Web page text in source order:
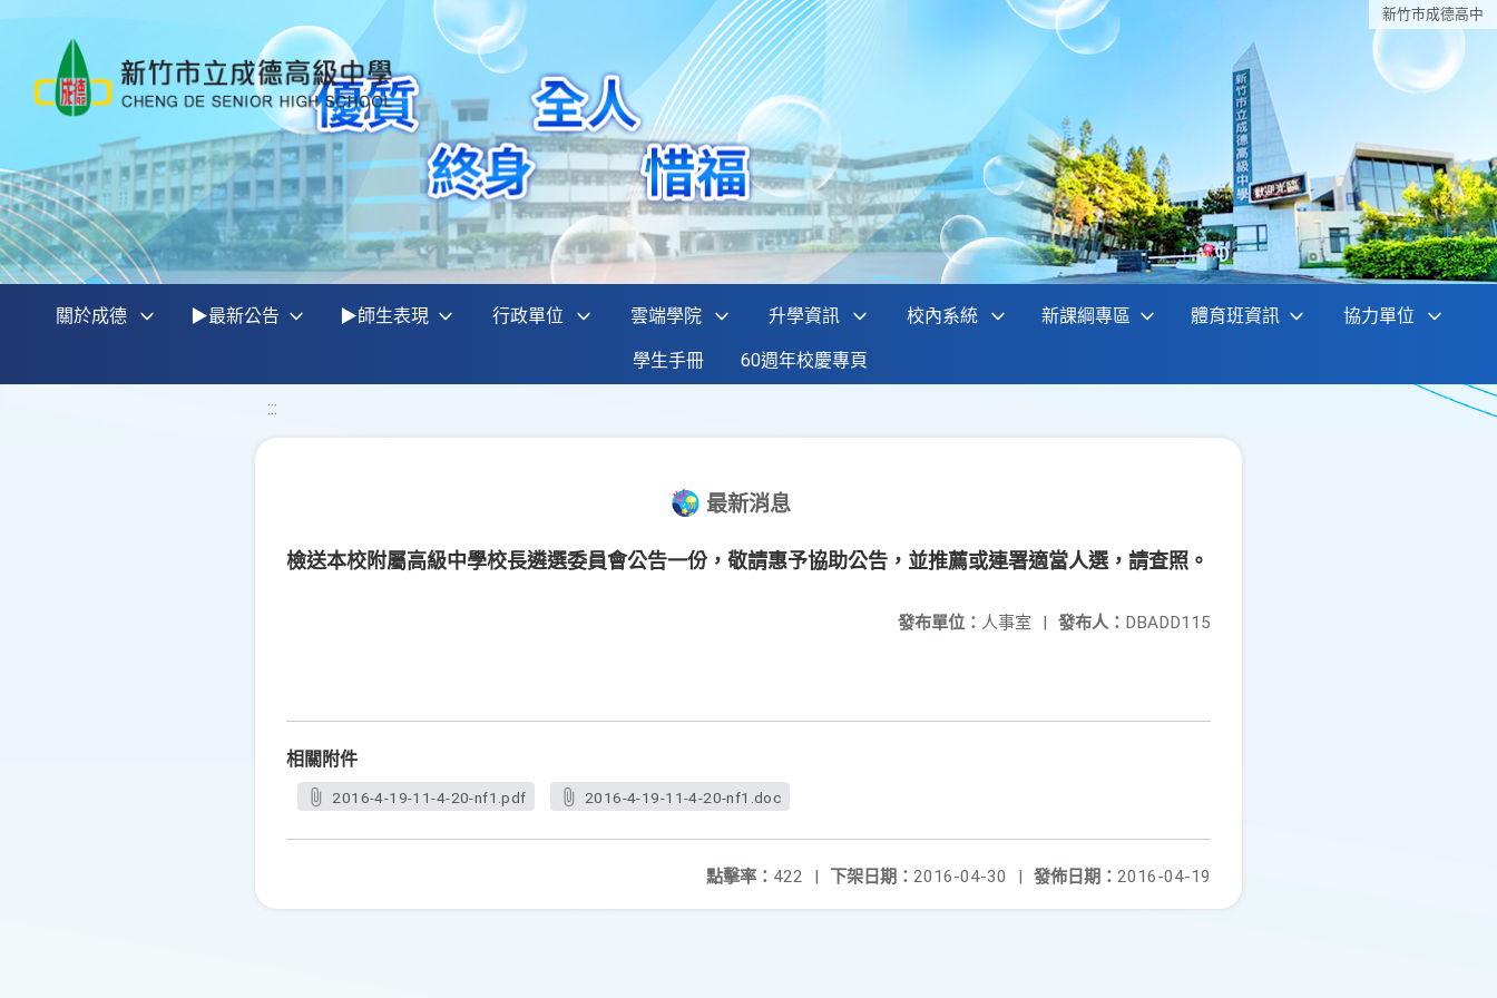
新竹巿成德高中
關於成德 ▶最新公告 ▶師生表現 行政單位 雲端學院 升學資訊 校內系統 新課綱專區 體育班資訊 協力單位
學生手冊 60週年校慶專頁
:::
最新消息
檢送本校附屬高級中學校長遴選委員會公告一份，敬請惠予協助公告，並推薦或連署適當人選，請查照。
發布人： DBADD115
發布單位： 人事室 |
相關附件
2016-4-19-11-4-20-nf1.pdf 2016-4-19-11-4-20-nf1.doc
發佈日期： 2016-04-19
下架日期： 2016-04-30 |
點擊率： 422 |